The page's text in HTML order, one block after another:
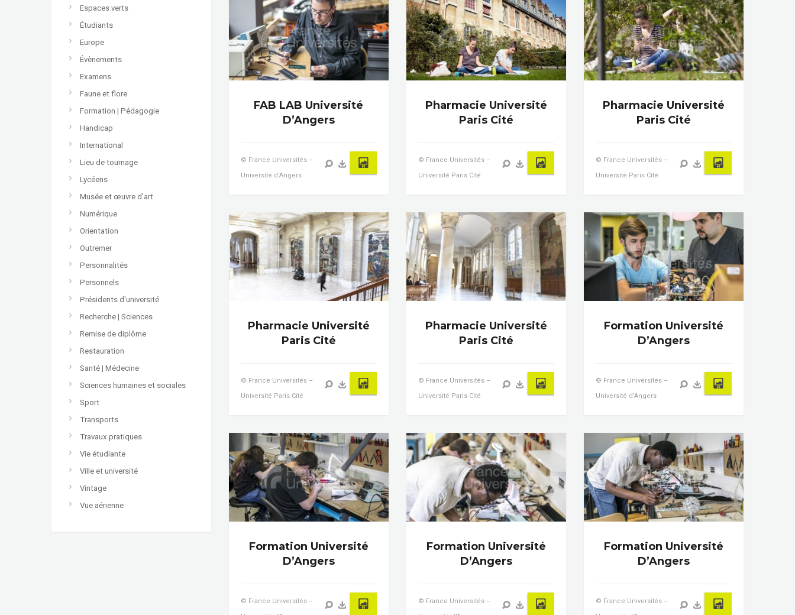
Espaces verts
Étudiants
Europe
Évènements
Examens
Faune et flore
Formation | Pédagogie
Handicap
International
Lieu de tournage
Lycéens
Musée et œuvre d’art
Numérique
Orientation
Outremer
Personnalités
Personnels
Présidents d'université
Recherche | Sciences
Remise de diplôme
Restauration
Santé | Médecine
Sciences humaines et sociales
Sport
Transports
Travaux pratiques
Vie étudiante
Ville et université
Vintage
Vue aérienne
FAB LAB Université
D’Angers
© France Universités –
Université d'Angers
Pharmacie Université
Paris Cité
© France Universités –
Université Paris Cité
Pharmacie Université
Paris Cité
© France Universités –
Université Paris Cité
Pharmacie Université
Paris Cité
© France Universités –
Université Paris Cité
Pharmacie Université
Paris Cité
© France Universités –
Université Paris Cité
Formation Université
D’Angers
© France Universités –
Université d'Angers
Formation Université
D’Angers
© France Universités –
Formation Université
D’Angers
© France Universités –
Formation Université
D’Angers
© France Universités –